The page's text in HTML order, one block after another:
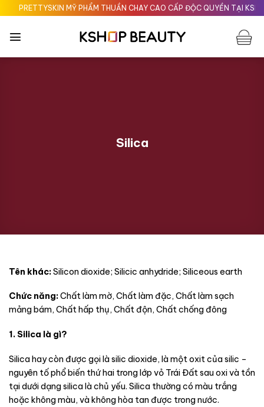
Chuyển
đến
nội
PRETTYSKIN MỸ PHẨM THUẦN CHAY CAO CẤP ĐỘC QUYỀN TẠI
Silica
Tên khác:Silicon dioxide; Silicic anhydride; Siliceous earth
Chức năng:Chất làm mờ, Chất làm đặc, Chất làm sạch
mảng bám, Chất hấp thụ, Chất độn, Chất chống đông
1. Silica là gì?
Silica hay còn được gọi là silic dioxide, là một oxit của silic –
nguyên tố phổ biến thứ hai trong lớp vỏ Trái Đất sau oxi và tồn
tại dưới dạng silica là chủ yếu. Silica thường có màu trắng
hoặc không màu, và không hòa tan được trong nước.